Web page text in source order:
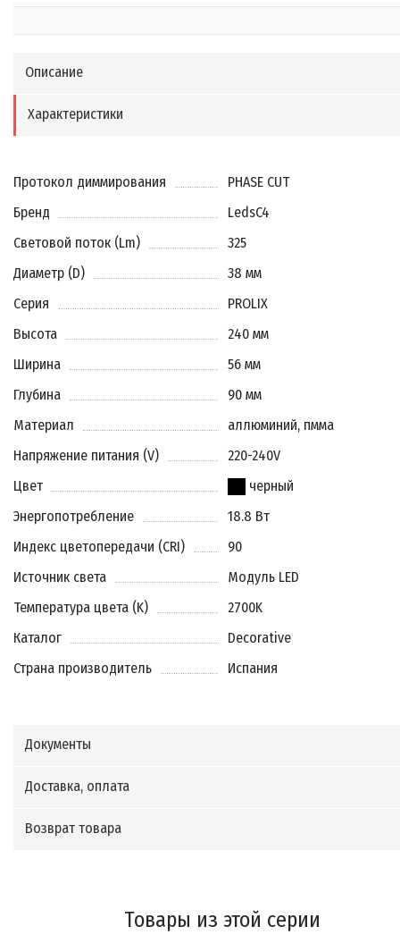
Описание
Характеристики
Протокол диммирования
PHASE CUT
Бренд
LedsC4
Световой поток (Lm)
325
Диаметр (D)
38 мм
Серия
PROLIX
Высота
240 мм
Ширина
56 мм
Глубина
90 мм
Материал
аллюминий, пмма
Напряжение питания (V)
220-240V
Цвет
черный
Энергопотребление
18.8 Вт
Индекс цветопередачи (CRI)
90
Источник света
Модуль LED
Температура цвета (K)
2700K
Каталог
Decorative
Страна производитель
Испания
Документы
Доставка, оплата
Возврат товара
Товары из этой серии